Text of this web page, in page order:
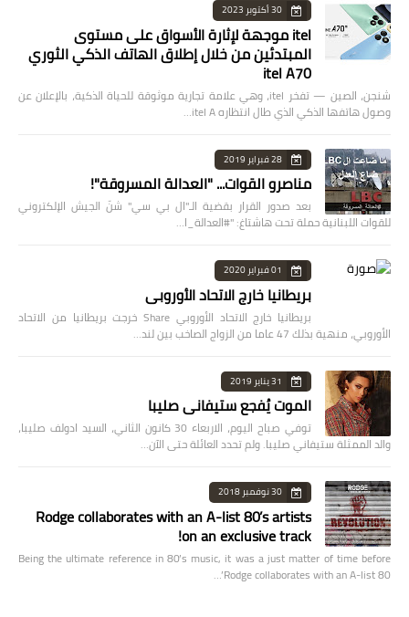
30 أكتوبر 2023
itel موجهة لإثارة الأسواق على مستوى
المبتدئين من خلال إطلاق الهاتف الذكي الثوري
itel A70
شنجن، الصين — تفخر itel، وهي علامة تجارية موثوقة للحياة الذكية، بالإعلان عن
وصول هاتفها الذكي الذي طال انتظاره itel A…
28 فبراير 2019
مناصرو القوات... "العدالة المسروقة"!
بعد صدور القرار بقضية الـ"ال بي سي" شنّ الجيش الإلكتروني
للقوات اللبنانية حملة تحت هاشتاغ: "#العدالة_ا…
01 فبراير 2020
بريطانيا خارج الاتحاد الأوروبي
بريطانيا خارج الاتحاد الأوروبي Share خرجت بريطانيا من الاتحاد
الأوروبي، منهية بذلك 47 عاما من الزواج الصاخب بين لند…
31 يناير 2019
الموت يُفجع ستيفاني صليبا
توفي صباح اليوم، الاربعاء 30 كانون الثاني، السيد ادولف صليبا،
والد الممثلة ستيفاني صليبا. ولم تحدد العائلة حتى الآن…
30 نوفمبر 2018
Rodge collaborates with an A-list 80’s artists
on an exclusive track!
Being the ultimate reference in 80’s music, it was a just matter of time before
Rodge collaborates with an A-list 80’…